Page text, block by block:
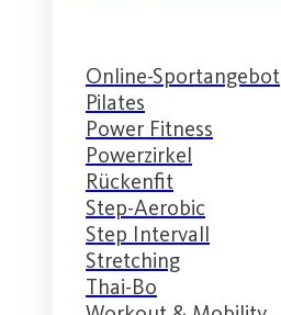
Online-Sportangebot
Pilates
Power Fitness
Powerzirkel
Rückenfit
Step-Aerobic
Step Intervall
Stretching
Thai-Bo